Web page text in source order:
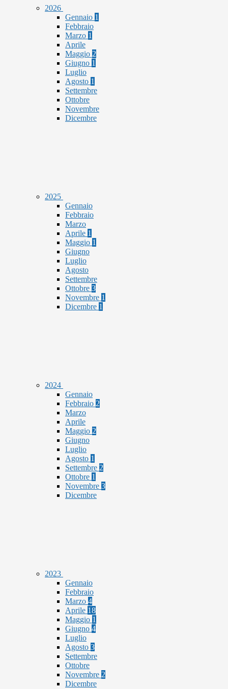
2026
Gennaio 1
Febbraio
Marzo 1
Aprile
Maggio 2
Giugno 1
Luglio
Agosto 1
Settembre
Ottobre
Novembre
Dicembre
2025
Gennaio
Febbraio
Marzo
Aprile 1
Maggio 1
Giugno
Luglio
Agosto
Settembre
Ottobre 3
Novembre 1
Dicembre 1
2024
Gennaio
Febbraio 2
Marzo
Aprile
Maggio 2
Giugno
Luglio
Agosto 1
Settembre 2
Ottobre 1
Novembre 3
Dicembre
2023
Gennaio
Febbraio
Marzo 4
Aprile 18
Maggio 1
Giugno 4
Luglio
Agosto 3
Settembre
Ottobre
Novembre 2
Dicembre